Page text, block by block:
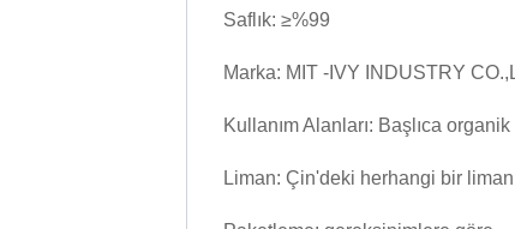
Saflık: ≥%99
Marka: MIT -IVY INDUSTRY
Kullanım Alanları: Başlıca
Liman: Çin'deki herhangi bir liman